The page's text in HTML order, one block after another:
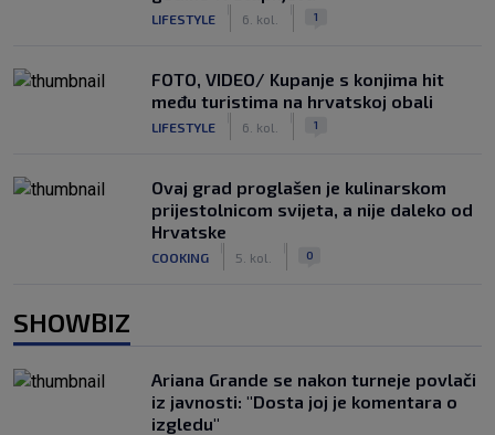
LIFESTYLE 6. kol. 1
FOTO, VIDEO/ Kupanje s konjima hit
među turistima na hrvatskoj obali
LIFESTYLE 6. kol. 1
Ovaj grad proglašen je kulinarskom
prijestolnicom svijeta, a nije daleko od
Hrvatske
COOKING 5. kol. 0
SHOWBIZ
Ariana Grande se nakon turneje povlači
iz javnosti: "Dosta joj je komentara o
izgledu"